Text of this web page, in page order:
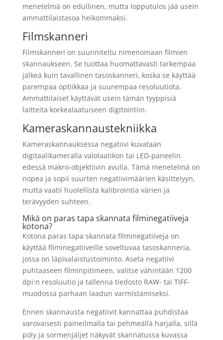
menetelmä on edullinen, mutta lopputulos jää usein
ammattilaistasoa heikommaksi.
Filmskanneri
Filmskanneri on suunniteltu nimenomaan filmien
skannaukseen. Se tuottaa huomattavasti tarkempaa
jälkeä kuin tavallinen tasoskanneri, koska se käyttää
parempaa optiikkaa ja suurempaa resoluutiota.
Ammattilaiset käyttävät usein tämän tyyppisiä
laitteita korkealaatuiseen digitointiin.
Kameraskannaustekniikka
Kameraskannauksessa negatiivi kuvataan
digitaalikameralla valolaatikon tai LED-paneelin
edessä makro-objektiivin avulla. Tämä menetelmä on
nopea ja sopii suurten negatiivimäärien käsittelyyn,
mutta vaatii huolellista kalibrointia värien ja
terävyyden suhteen.
Mikä on paras tapa skannata filminegatiiveja
kotona?
Kotona paras tapa skannata filminegatiiveja on
käyttää filminegatiiveille soveltuvaa tasoskanneria,
jossa on läpivalaistustoiminto. Aseta negatiivi
puhtaaseen filminpitimeen, valitse vähintään 1200
dpi:n resoluutio ja tallenna tiedosto RAW- tai TIFF-
muodossa parhaan laadun varmistamiseksi.
Ennen skannausta negatiivit kannattaa puhdistaa
varovaisesti paineilmalla tai pehmeällä harjalla, sillä
pöly ja sormenjäljet näkyvät skannatussa kuvassa